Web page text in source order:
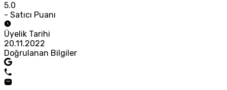
5.0
- Satıcı Puanı
Üyelik Tarihi
20.11.2022
Doğrulanan Bilgiler